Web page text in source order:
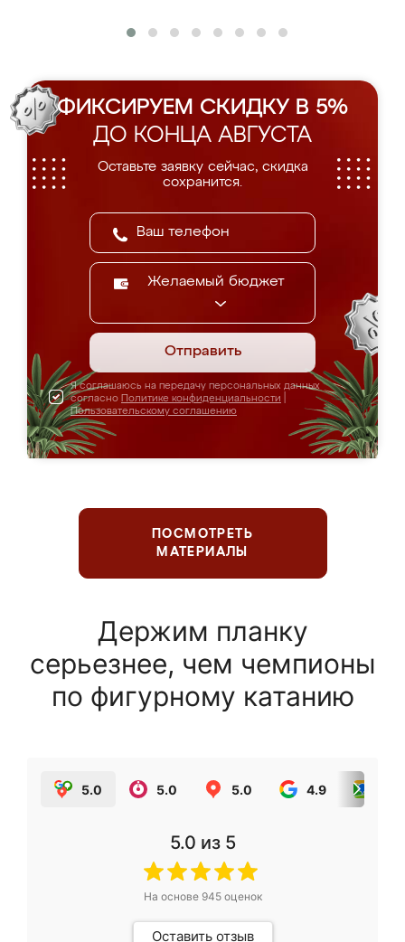
ФИКСИРУЕМ СКИДКУ В 5%
ДО КОНЦА АВГУСТА
Оставьте заявку сейчас, скидка
сохранится.
Желаемый бюджет
Отправить
Я соглашаюсь на передачу персональных данных
согласно Политике конфиденциальности
Пользовательскому соглашению
ПОСМОТРЕТЬ
МАТЕРИАЛЫ
Держим планку
серьезнее, чем чемпионы
по фигурному катанию
5.0 5.0 5.0 4.9
5.0 из 5
На основе 945оценок
Оставить отзыв